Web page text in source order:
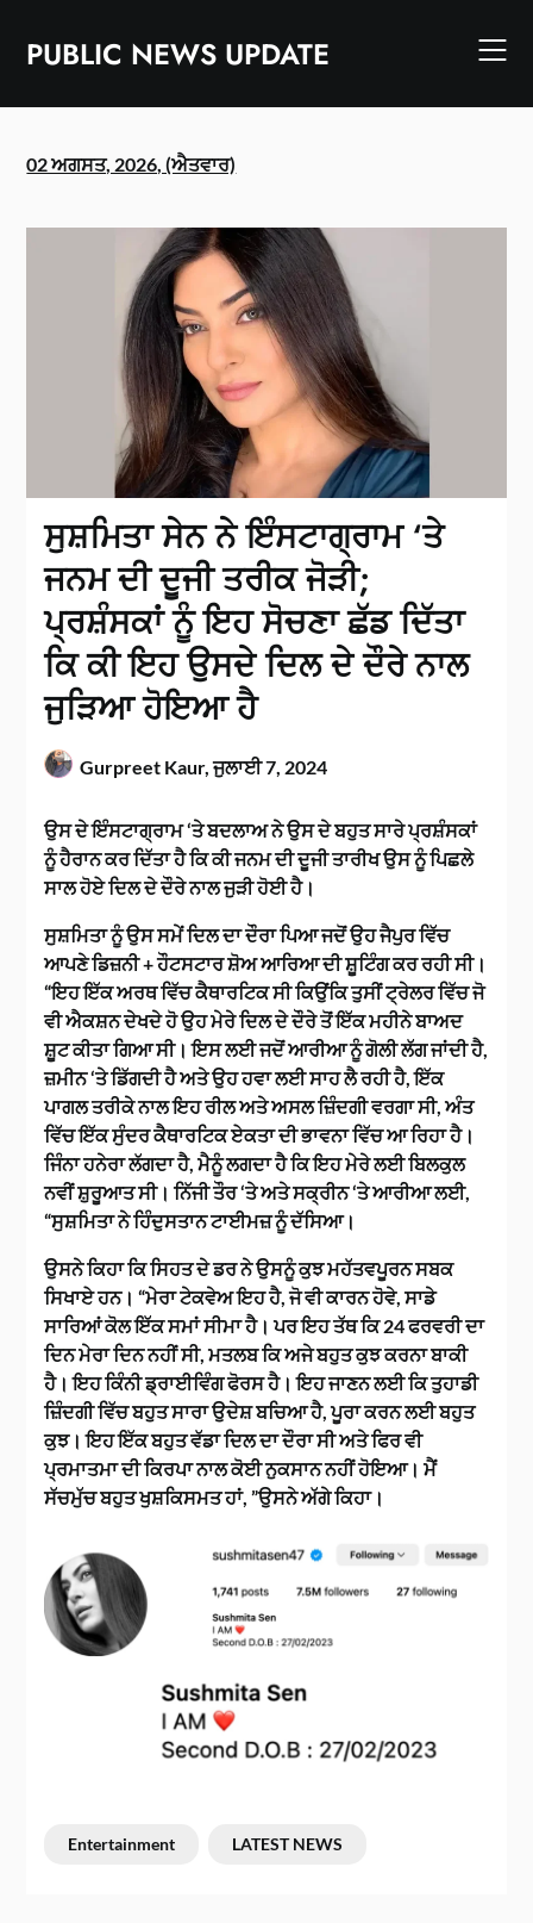
contentPUBLIC NEWS UPDATE
02 ਅਗਸਤ, 2026, (ਐਤਵਾਰ)
ਸੁਸ਼ਮਿਤਾ ਸੇਨ ਨੇ ਇੰਸਟਾਗ੍ਰਾਮ ‘ਤੇ
ਜਨਮ ਦੀ ਦੂਜੀ ਤਰੀਕ ਜੋੜੀ;
ਪ੍ਰਸ਼ੰਸਕਾਂ ਨੂੰ ਇਹ ਸੋਚਣਾ ਛੱਡ ਦਿੱਤਾ
ਕਿ ਕੀ ਇਹ ਉਸਦੇ ਦਿਲ ਦੇ ਦੌਰੇ ਨਾਲ
ਜੁੜਿਆ ਹੋਇਆ ਹੈ
Gurpreet Kaur,ਜੁਲਾਈ 7, 2024
ਉਸ ਦੇ ਇੰਸਟਾਗ੍ਰਾਮ ‘ਤੇ ਬਦਲਾਅ ਨੇ ਉਸ ਦੇ ਬਹੁਤ ਸਾਰੇ ਪ੍ਰਸ਼ੰਸਕਾਂ
ਨੂੰ ਹੈਰਾਨ ਕਰ ਦਿੱਤਾ ਹੈ ਕਿ ਕੀ ਜਨਮ ਦੀ ਦੂਜੀ ਤਾਰੀਖ ਉਸ ਨੂੰ ਪਿਛਲੇ
ਸਾਲ ਹੋਏ ਦਿਲ ਦੇ ਦੌਰੇ ਨਾਲ ਜੁੜੀ ਹੋਈ ਹੈ।
ਸੁਸ਼ਮਿਤਾ ਨੂੰ ਉਸ ਸਮੇਂ ਦਿਲ ਦਾ ਦੌਰਾ ਪਿਆ ਜਦੋਂ ਉਹ ਜੈਪੁਰ ਵਿੱਚ
ਆਪਣੇ ਡਿਜ਼ਨੀ + ਹੌਟਸਟਾਰ ਸ਼ੋਅ ਆਰਿਆ ਦੀ ਸ਼ੂਟਿੰਗ ਕਰ ਰਹੀ ਸੀ।
“ਇਹ ਇੱਕ ਅਰਥ ਵਿੱਚ ਕੈਥਾਰਟਿਕ ਸੀ ਕਿਉਂਕਿ ਤੁਸੀਂ ਟ੍ਰੇਲਰ ਵਿੱਚ ਜੋ
ਵੀ ਐਕਸ਼ਨ ਦੇਖਦੇ ਹੋ ਉਹ ਮੇਰੇ ਦਿਲ ਦੇ ਦੌਰੇ ਤੋਂ ਇੱਕ ਮਹੀਨੇ ਬਾਅਦ
ਸ਼ੂਟ ਕੀਤਾ ਗਿਆ ਸੀ। ਇਸ ਲਈ ਜਦੋਂ ਆਰੀਆ ਨੂੰ ਗੋਲੀ ਲੱਗ ਜਾਂਦੀ ਹੈ,
ਜ਼ਮੀਨ ‘ਤੇ ਡਿੱਗਦੀ ਹੈ ਅਤੇ ਉਹ ਹਵਾ ਲਈ ਸਾਹ ਲੈ ਰਹੀ ਹੈ, ਇੱਕ
ਪਾਗਲ ਤਰੀਕੇ ਨਾਲ ਇਹ ਰੀਲ ਅਤੇ ਅਸਲ ਜ਼ਿੰਦਗੀ ਵਰਗਾ ਸੀ, ਅੰਤ
ਵਿੱਚ ਇੱਕ ਸੁੰਦਰ ਕੈਥਾਰਟਿਕ ਏਕਤਾ ਦੀ ਭਾਵਨਾ ਵਿੱਚ ਆ ਰਿਹਾ ਹੈ।
ਜਿੰਨਾ ਹਨੇਰਾ ਲੱਗਦਾ ਹੈ, ਮੈਨੂੰ ਲਗਦਾ ਹੈ ਕਿ ਇਹ ਮੇਰੇ ਲਈ ਬਿਲਕੁਲ
ਨਵੀਂ ਸ਼ੁਰੂਆਤ ਸੀ। ਨਿੱਜੀ ਤੌਰ ‘ਤੇ ਅਤੇ ਸਕ੍ਰੀਨ ‘ਤੇ ਆਰੀਆ ਲਈ,
“ਸੁਸ਼ਮਿਤਾ ਨੇ ਹਿੰਦੁਸਤਾਨ ਟਾਈਮਜ਼ ਨੂੰ ਦੱਸਿਆ।
ਉਸਨੇ ਕਿਹਾ ਕਿ ਸਿਹਤ ਦੇ ਡਰ ਨੇ ਉਸਨੂੰ ਕੁਝ ਮਹੱਤਵਪੂਰਨ ਸਬਕ
ਸਿਖਾਏ ਹਨ। “ਮੇਰਾ ਟੇਕਵੇਅ ਇਹ ਹੈ, ਜੋ ਵੀ ਕਾਰਨ ਹੋਵੇ, ਸਾਡੇ
ਸਾਰਿਆਂ ਕੋਲ ਇੱਕ ਸਮਾਂ ਸੀਮਾ ਹੈ। ਪਰ ਇਹ ਤੱਥ ਕਿ 24 ਫਰਵਰੀ ਦਾ
ਦਿਨ ਮੇਰਾ ਦਿਨ ਨਹੀਂ ਸੀ, ਮਤਲਬ ਕਿ ਅਜੇ ਬਹੁਤ ਕੁਝ ਕਰਨਾ ਬਾਕੀ
ਹੈ। ਇਹ ਕਿੰਨੀ ਡ੍ਰਾਈਵਿੰਗ ਫੋਰਸ ਹੈ। ਇਹ ਜਾਣਨ ਲਈ ਕਿ ਤੁਹਾਡੀ
ਜ਼ਿੰਦਗੀ ਵਿੱਚ ਬਹੁਤ ਸਾਰਾ ਉਦੇਸ਼ ਬਚਿਆ ਹੈ, ਪੂਰਾ ਕਰਨ ਲਈ ਬਹੁਤ
ਕੁਝ। ਇਹ ਇੱਕ ਬਹੁਤ ਵੱਡਾ ਦਿਲ ਦਾ ਦੌਰਾ ਸੀ ਅਤੇ ਫਿਰ ਵੀ
ਪ੍ਰਮਾਤਮਾ ਦੀ ਕਿਰਪਾ ਨਾਲ ਕੋਈ ਨੁਕਸਾਨ ਨਹੀਂ ਹੋਇਆ। ਮੈਂ
ਸੱਚਮੁੱਚ ਬਹੁਤ ਖੁਸ਼ਕਿਸਮਤ ਹਾਂ, ”ਉਸਨੇ ਅੱਗੇ ਕਿਹਾ।
Entertainment LATEST NEWS